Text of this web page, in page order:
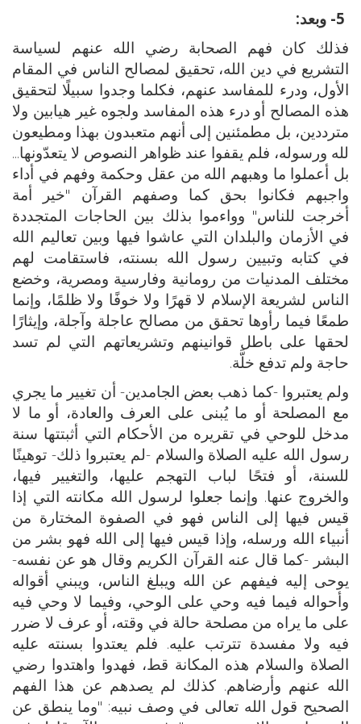
فذلك كان فهم الصحابة رضي الله عنهم لسياسة
التشريع في دين الله، تحقيق لمصالح الناس في المقام
الأول، ودرء للمفاسد عنهم، فكلما وجدوا سبيلًا لتحقيق
هذه المصالح أو درء هذه المفاسد ولجوه غير هيابين ولا
مترددين، بل مطمئنين إلى أنهم متعبدون بهذا ومطيعون
لله ورسوله، فلم يقفوا عند ظواهر النصوص لا يتعدّونها...
بل أعملوا ما وهبهم الله من عقل وحكمة وفهم في أداء
واجبهم فكانوا بحق كما وصفهم القرآن "خير أمة
أخرجت للناس" وواءموا بذلك بين الحاجات المتجددة
في الأزمان والبلدان التي عاشوا فيها وبين تعاليم الله
في كتابه وتبيين رسول الله بسنته، فاستقامت لهم
مختلف المدنيات من رومانية وفارسية ومصرية، وخضع
الناس لشريعة الإسلام لا قهرًا ولا خوفًا ولا ظلمًا، وإنما
طمعًا فيما رأوها تحقق من مصالح عاجلة وآجلة، وإيثارًا
لحقها على باطل قوانينهم وتشريعاتهم التي لم تسد
حاجة ولم تدفع خلَّة.
ولم يعتبروا -كما ذهب بعض الجامدين- أن تغيير ما يجري
مع المصلحة أو ما يُبنى على العرف والعادة، أو ما لا
مدخل للوحي في تقريره من الأحكام التي أثبتتها سنة
رسول الله عليه الصلاة والسلام -لم يعتبروا ذلك- توهينًا
للسنة، أو فتحًا لباب التهجم عليها، والتغيير فيها،
والخروج عنها. وإنما جعلوا لرسول الله مكانته التي إذا
قيس فيها إلى الناس فهو في الصفوة المختارة من
أنبياء الله ورسله، وإذا قيس فيها إلى الله فهو بشر من
البشر -كما قال عنه القرآن الكريم وقال هو عن نفسه-
يوحى إليه فيفهم عن الله ويبلغ الناس، ويبني أقواله
وأحواله فيما فيه وحي على الوحي، وفيما لا وحي فيه
على ما يراه من مصلحة حالة في وقته، أو عرف لا ضرر
فيه ولا مفسدة تترتب عليه. فلم يعتدوا بسنته عليه
الصلاة والسلام هذه المكانة قط، فهدوا واهتدوا رضي
الله عنهم وأرضاهم. كذلك لم يصدهم عن هذا الفهم
الصحيح قول الله تعالى في وصف نبيه: "وما ينطق عن